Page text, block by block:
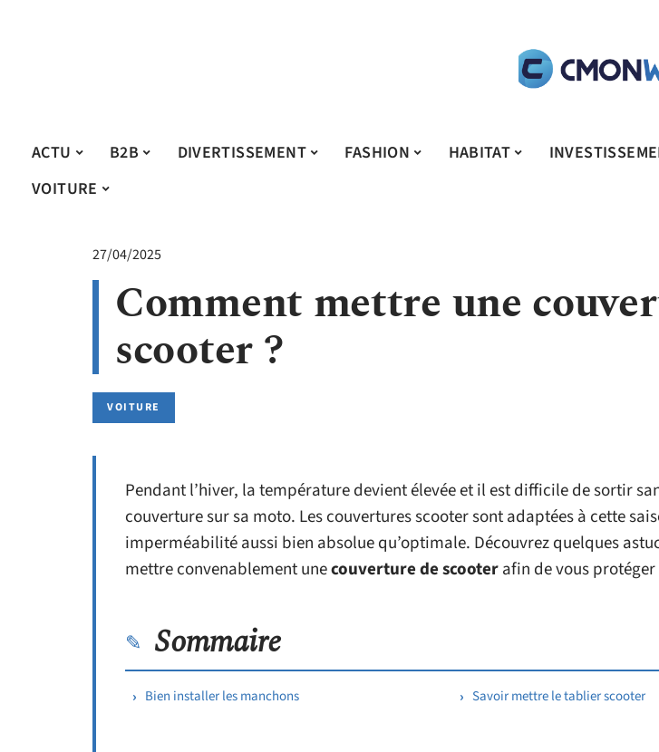
ACTU B2B DIVERTISSEMENT FASHION HABITAT
VOITURE
27/04/2025
Comment mettre une
scooter ?
VOITURE
Pendant l’hiver, la température devient élevée et il est difficile de sortir
couverture sur sa moto. Les couvertures scooter sont adaptées à cette
imperméabilité aussi bien absolue qu’optimale. Découvrez quelques
mettre convenablement unecouverture de scooterafin de vous
Sommaire
Bien installer les manchons Savoir mettre le tablier scooter